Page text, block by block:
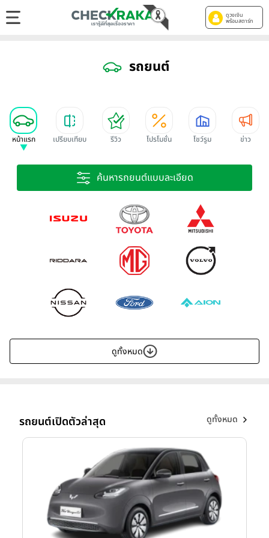
ดูวงเงิน
พร้อมสตาร์ท
รถยนต์
หน้าแรก เปรียบเทียบ รีวิว โปรโมชั่น โชว์รูม ข่าว
ค้นหารถยนต์แบบละเอียด
ดูทั้งหมด
รถยนต์เปิดตัวล่าสุด ดูทั้งหมด